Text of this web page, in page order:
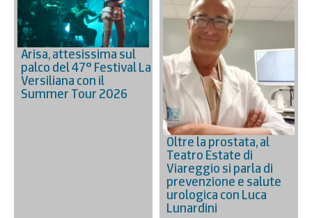
Arisa, attesissima sul
palco del 47° Festival La
Versiliana con il
Summer Tour 2026
Oltre la prostata, al
Teatro Estate di
Viareggio si parla di
prevenzione e salute
urologica con Luca
Lunardini